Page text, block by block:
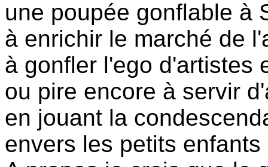
une poupée gonflable à
à enrichir le marché de
à gonfler l'ego d'artistes
ou pire encore à servir
en jouant la
envers les petits enfants